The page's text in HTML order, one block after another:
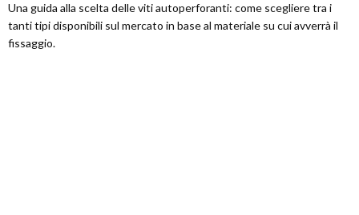
Una guida alla scelta delle viti autoperforanti: come scegliere tra i
tanti tipi disponibili sul mercato in base al materiale su cui avverrà il
fissaggio.